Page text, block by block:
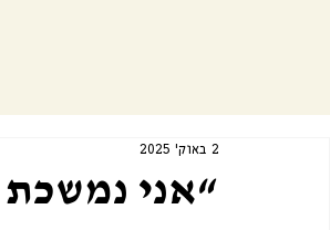
“אני
2 באוק׳ 2025